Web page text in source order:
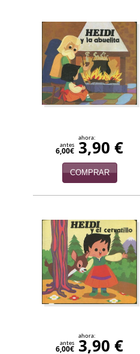
antes
6,00€
ahora:
3,90 €
COMPRAR
antes
6,00€
ahora:
3,90 €